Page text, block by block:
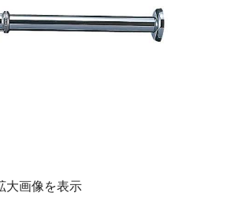
大画像を表示